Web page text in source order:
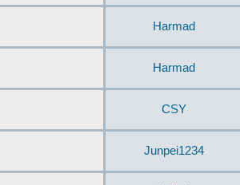
Harmad
Harmad
CSY
Junpei1234